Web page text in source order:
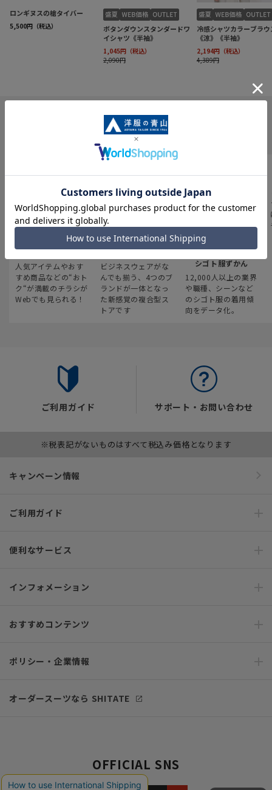
INFORMATION
最新のお買い得情報
人気アイテムやおす
すめ商品などの“おト
ク“が満載のチラシが
Webでも見られる！
スーツスクエア
ビジネスウェアがな
んでも揃う、4つのブ
ランドが一体となっ
た新感覚の複合型ス
トアです
みんなの
シゴト服ずかん
12,000人以上の業界
や職種、シーンなど
のシゴト服の着用傾
向をデータ化。
ご利用ガイド サポート・お問い合わせ
※税表記がないものはすべて税込み価格となります
キャンペーン情報
ご利用ガイド
便利なサービス
インフォメーション
おすすめコンテンツ
ポリシー・企業情報
オーダースーツなら SHITATE
OFFICIAL SNS